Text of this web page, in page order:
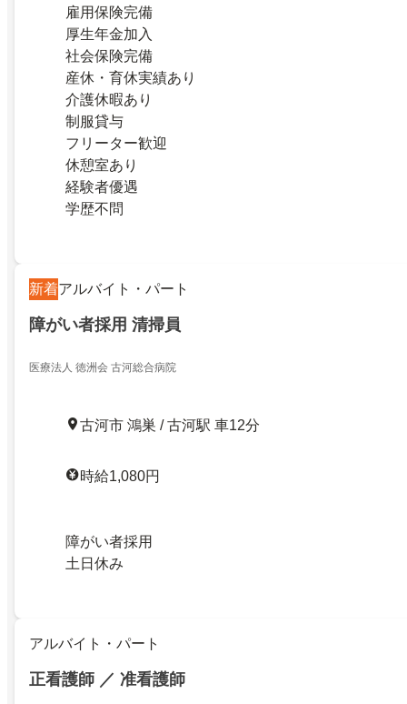
雇用保険完備
厚生年金加入
社会保険完備
産休・育休実績あり
介護休暇あり
制服貸与
フリーター歓迎
休憩室あり
経験者優遇
学歴不問
新着アルバイト・パート
障がい者採用 清掃員
医療法人 徳洲会 古河総合病院
古河市 鴻巣 / 古河駅 車12分
時給1,080円
障がい者採用
土日休み
アルバイト・パート
正看護師 ／ 准看護師